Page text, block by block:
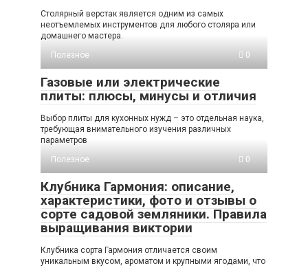
Столярный верстак является одним из самых
неотъемлемых инструментов для любого столяра или
домашнего мастера.
Полезное
0
Газовые или электрические
плиты: плюсы, минусы и отличия
Выбор плиты для кухонных нужд – это отдельная наука,
требующая внимательного изучения различных
параметров
Полезное
0
Клубника Гармония: описание,
характеристики, фото и отзывы о
сорте садовой земляники. Правила
выращивания виктории
Клубника сорта Гармония отличается своим
уникальным вкусом, ароматом и крупными ягодами, что